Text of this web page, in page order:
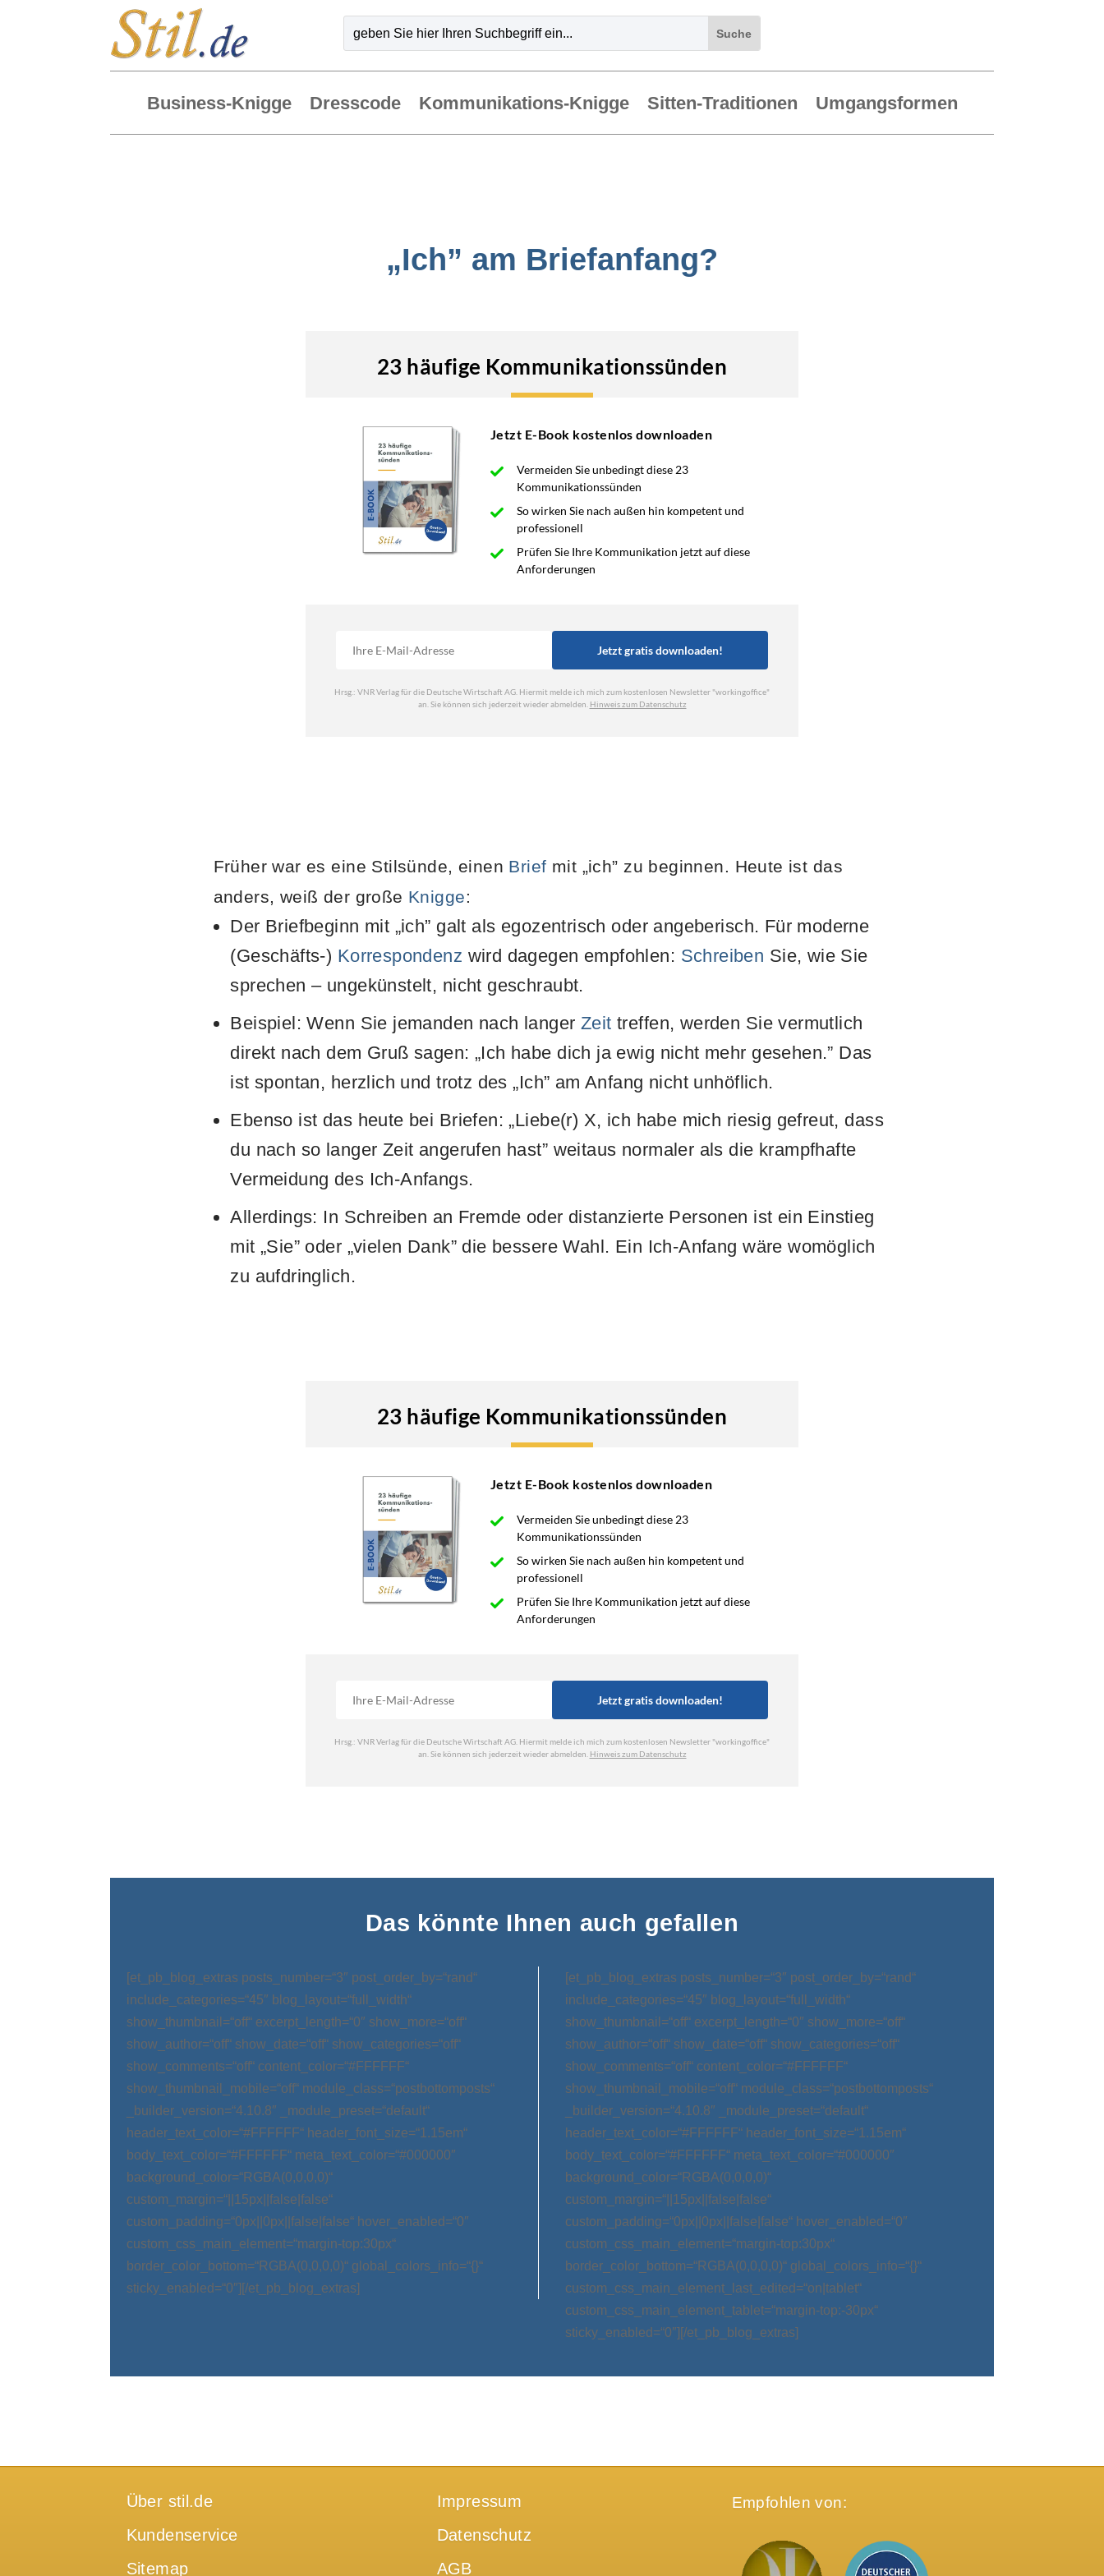
Business-Knigge Dresscode Kommunikations-Knigge Sitten-Traditionen Umgangsformen
„Ich” am Briefanfang?
Früher war es eine Stilsünde, einen Brief mit „ich” zu beginnen. Heute ist das
anders, weiß der große Knigge:
Der Briefbeginn mit „ich” galt als egozentrisch oder angeberisch. Für moderne
(Geschäfts-) Korrespondenz wird dagegen empfohlen: Schreiben Sie, wie Sie
sprechen – ungekünstelt, nicht geschraubt.
Beispiel: Wenn Sie jemanden nach langer Zeit treffen, werden Sie vermutlich
direkt nach dem Gruß sagen: „Ich habe dich ja ewig nicht mehr gesehen.” Das
ist spontan, herzlich und trotz des „Ich” am Anfang nicht unhöflich.
Ebenso ist das heute bei Briefen: „Liebe(r) X, ich habe mich riesig gefreut, dass
du nach so langer Zeit angerufen hast” weitaus normaler als die krampfhafte
Vermeidung des Ich-Anfangs.
Allerdings: In Schreiben an Fremde oder distanzierte Personen ist ein Einstieg
mit „Sie” oder „vielen Dank” die bessere Wahl. Ein Ich-Anfang wäre womöglich
zu aufdringlich.
Das könnte Ihnen auch gefallen
[et_pb_blog_extras posts_number=“3″ post_order_by=“rand“
include_categories=“45″ blog_layout=“full_width“
show_thumbnail=“off“ excerpt_length=“0″ show_more=“off“
show_author=“off“ show_date=“off“ show_categories=“off“
show_comments=“off“ content_color=“#FFFFFF“
show_thumbnail_mobile=“off“ module_class=“postbottomposts“
_builder_version=“4.10.8″ _module_preset=“default“
header_text_color=“#FFFFFF“ header_font_size=“1.15em“
body_text_color=“#FFFFFF“ meta_text_color=“#000000″
background_color=“RGBA(0,0,0,0)“
custom_margin=“||15px||false|false“
custom_padding=“0px||0px||false|false“ hover_enabled=“0″
custom_css_main_element=“margin-top:30px“
border_color_bottom=“RGBA(0,0,0,0)“ global_colors_info=“{}“
sticky_enabled=“0″][/et_pb_blog_extras]
[et_pb_blog_extras posts_number=“3″ post_order_by=“rand“
include_categories=“45″ blog_layout=“full_width“
show_thumbnail=“off“ excerpt_length=“0″ show_more=“off“
show_author=“off“ show_date=“off“ show_categories=“off“
show_comments=“off“ content_color=“#FFFFFF“
show_thumbnail_mobile=“off“ module_class=“postbottomposts“
_builder_version=“4.10.8″ _module_preset=“default“
header_text_color=“#FFFFFF“ header_font_size=“1.15em“
body_text_color=“#FFFFFF“ meta_text_color=“#000000″
background_color=“RGBA(0,0,0,0)“
custom_margin=“||15px||false|false“
custom_padding=“0px||0px||false|false“ hover_enabled=“0″
custom_css_main_element=“margin-top:30px“
border_color_bottom=“RGBA(0,0,0,0)“ global_colors_info=“{}“
custom_css_main_element_last_edited=“on|tablet“
custom_css_main_element_tablet=“margin-top:-30px“
sticky_enabled=“0″][/et_pb_blog_extras]
Über stil.de
Kundenservice
Sitemap
Impressum
Datenschutz
AGB
Empfohlen von: